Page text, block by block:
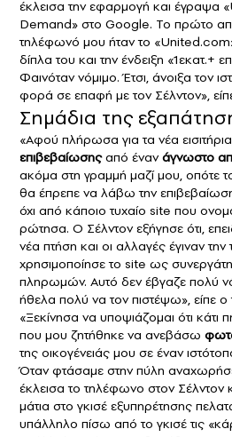
έκλεισα την εφαρμογή και έγραψα
Demand» στο Google. Το πρώτο
τηλέφωνό μου ήταν το
δίπλα του και την ένδειξη «1εκατ.+
Φαινόταν νόμιμο. Έτσι, άνοιξα τον
φορά σε επαφή με τον Σέλντον»,
Σημάδια της
«Αφού πλήρωσα για τα νέα
επιβεβαίωσηςαπό ένανάγνωστο
ακόμα στη γραμμή μαζί μου, οπότε
θα έπρεπε να λάβω την
όχι από κάποιο τυχαίο site που
ρώτησα. Ο Σέλντον εξήγησε ότι,
νέα πτήση και οι αλλαγές έγιναν την
χρησιμοποίησε το site ως
πληρωμών. Αυτό δεν έβγαζε πολύ
ήθελα πολύ να τον πιστέψω», είπε ο
«Ξεκίνησα να υποψιάζομαι ότι κάτι
που μου ζητήθηκε να ανεβάσω
της οικογένειάς μου σε έναν
Όταν φτάσαμε στην πύλη
έκλεισα το τηλέφωνο στον Σέλντον
μάτια στο γκισέ εξυπηρέτησης
υπάλληλο πίσω από το γκισέ τις